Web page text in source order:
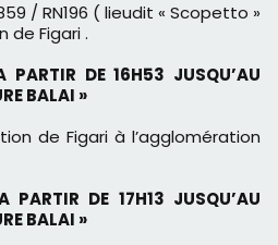
/ RN196 ( lieudit « Scopetto »
de Figari .
DE 16H53 JUSQU’AU
BALAI »
de Figari à l’agglomération
DE 17H13 JUSQU’AU
BALAI »